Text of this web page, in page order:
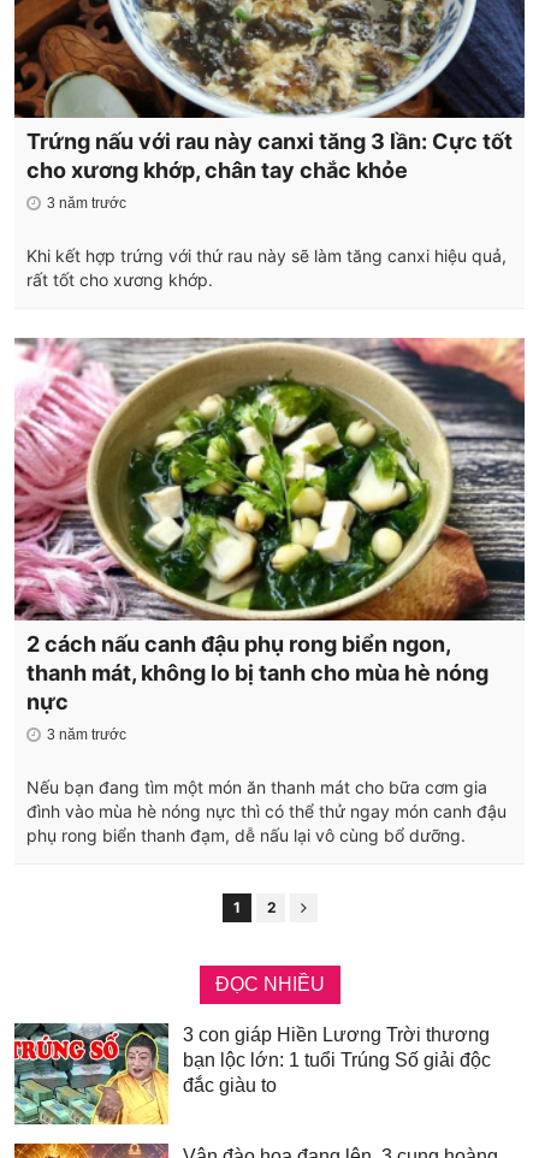
Trứng nấu với rau này canxi tăng 3 lần: Cực tốt
cho xương khớp, chân tay chắc khỏe
3 năm trước
Khi kết hợp trứng với thứ rau này sẽ làm tăng canxi hiệu quả,
rất tốt cho xương khớp.
2 cách nấu canh đậu phụ rong biển ngon,
thanh mát, không lo bị tanh cho mùa hè nóng
nực
3 năm trước
Nếu bạn đang tìm một món ăn thanh mát cho bữa cơm gia
đình vào mùa hè nóng nực thì có thể thử ngay món canh đậu
phụ rong biển thanh đạm, dễ nấu lại vô cùng bổ dưỡng.
1 2
ĐỌC NHIỀU
3 con giáp Hiền Lương Trời thương
bạn lộc lớn: 1 tuổi Trúng Số giải độc
đắc giàu to